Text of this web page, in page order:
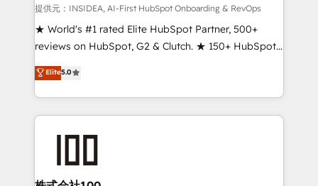
提供元：INSIDEA, AI-First HubSpot Onboarding & RevOps
★ World's #1 rated Elite HubSpot Partner, 500+
reviews on HubSpot, G2 & Clutch. ★ 150+ HubSpot
Certified Experts & Trainers across the team ★
1,500+ implementations across five continents ★ AI-
First, RevOps-led, Onboarding obsessed ★
Company of the Year 2024/25 INSIDEA helps
and build AI-powered workflows that drive adoption
from week one, in your time zone. What we do ➤
Elite5.0